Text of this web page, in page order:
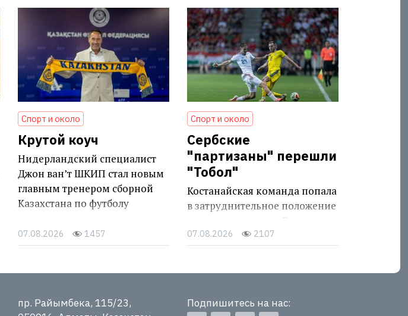
Спорт и около
Крутой коуч
Нидерландский специалист
Джон ван’т ШКИП стал новым
главным тренером сборной
Казахстана по футболу
07.08.2026 1457
Спорт и около
Сербские
"партизаны" перешли
"Тобол"
Костанайская команда попала
в затруднительное положение
после поражения в Белграде
07.08.2026 2107
пр. Райымбека, 115/23,
Подпишитесь на нас: